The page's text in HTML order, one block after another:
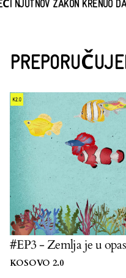
ZAKON KRENUO DA
#EP3 - Zemlja je u
KOSOVO 2.0